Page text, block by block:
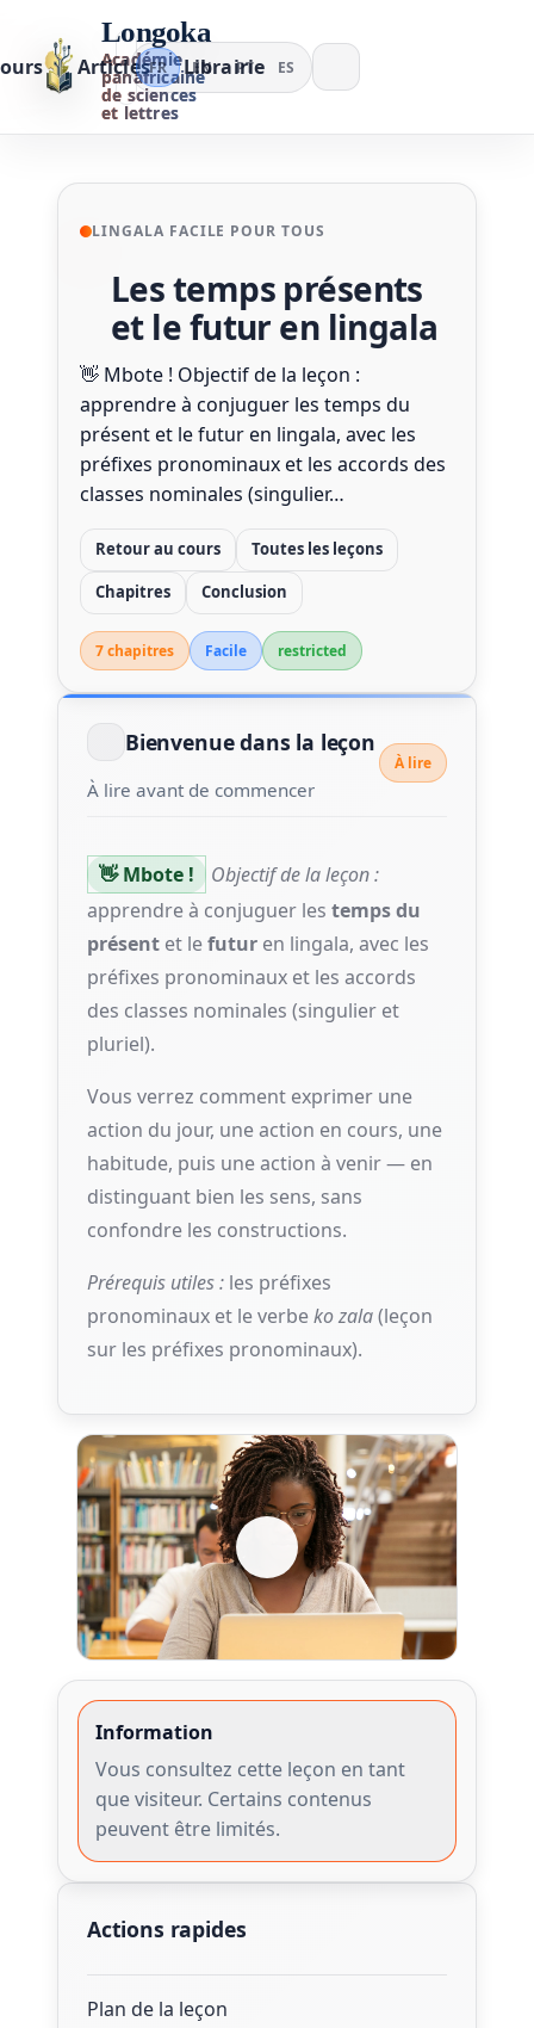
Longoka
Académie
panafricaine
de sciences
et lettres
Articles Librairie
FR EN PT ES
LINGALA FACILE POUR TOUS
Les temps présents
et le futur en lingala
👋 Mbote ! Objectif de la leçon :
apprendre à conjuguer les temps du
présent et le futur en lingala, avec les
préfixes pronominaux et les accords des
classes nominales (singulier…
Retour au cours
Toutes les leçons
Chapitres
Conclusion
7 chapitres Facile restricted
Bienvenue dans la leçon
À lire avant de commencer
À lire
👋 Mbote !
Objectif de la leçon :
apprendre à conjuguer les temps du
présent et lefutur en lingala, avec les
préfixes pronominaux et les accords
des classes nominales (singulier et
pluriel).
Vous verrez comment exprimer une
action du jour, une action en cours, une
habitude, puis une action à venir — en
distinguant bien les sens, sans
confondre les constructions.
Prérequis utiles : les préfixes
pronominaux et le verbeko zala(leçon
sur les préfixes pronominaux).
Information
Vous consultez cette leçon en tant
que visiteur. Certains contenus
peuvent être limités.
Actions rapides
Plan de la leçon